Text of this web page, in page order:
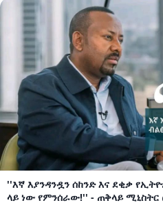
''እኛ እያንዳንዷን ሰከንድ እና ደቂቃ
ላይ ነው የምንሰራው!'' - ጠቅላይ